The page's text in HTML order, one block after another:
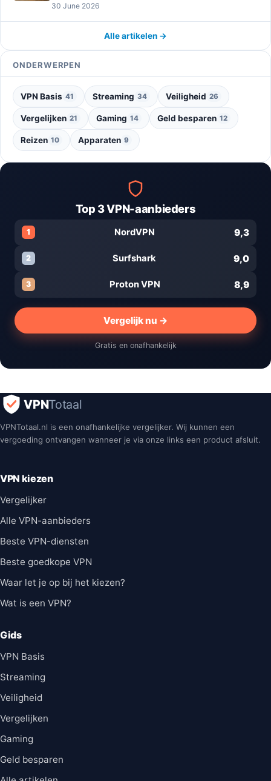
30 June 2026
Alle artikelen →
ONDERWERPEN
VPN Basis 41 Streaming 34 Veiligheid 26
Vergelijken 21 Gaming 14 Geld besparen 12
Reizen 10 Apparaten 9
Top 3 VPN-aanbieders
1 NordVPN 9,3
2 Surfshark 9,0
3 Proton VPN 8,9
Vergelijk nu →
Gratis en onafhankelijk
VPNTotaal
VPNTotaal.nl is een onafhankelijke vergelijker. Wij kunnen een
vergoeding ontvangen wanneer je via onze links een product afsluit.
VPN kiezen
Vergelijker
Alle VPN-aanbieders
Beste VPN-diensten
Beste goedkope VPN
Waar let je op bij het kiezen?
Wat is een VPN?
Gids
VPN Basis
Streaming
Veiligheid
Vergelijken
Gaming
Geld besparen